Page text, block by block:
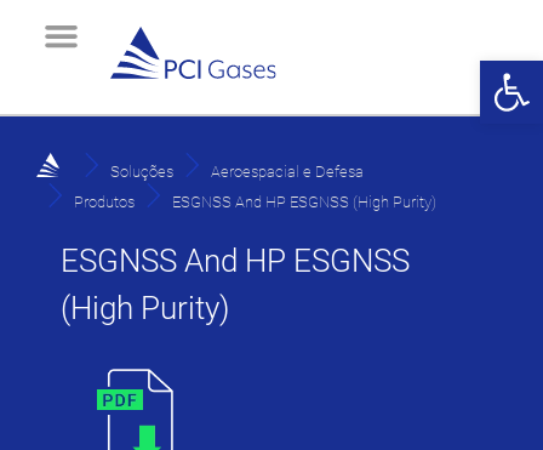
Soluções
Aeroespacial e Defesa
Produtos
ESGNSS And HP ESGNSS (High Purity)
ESGNSS And HP ESGNSS
(High Purity)
Abrir